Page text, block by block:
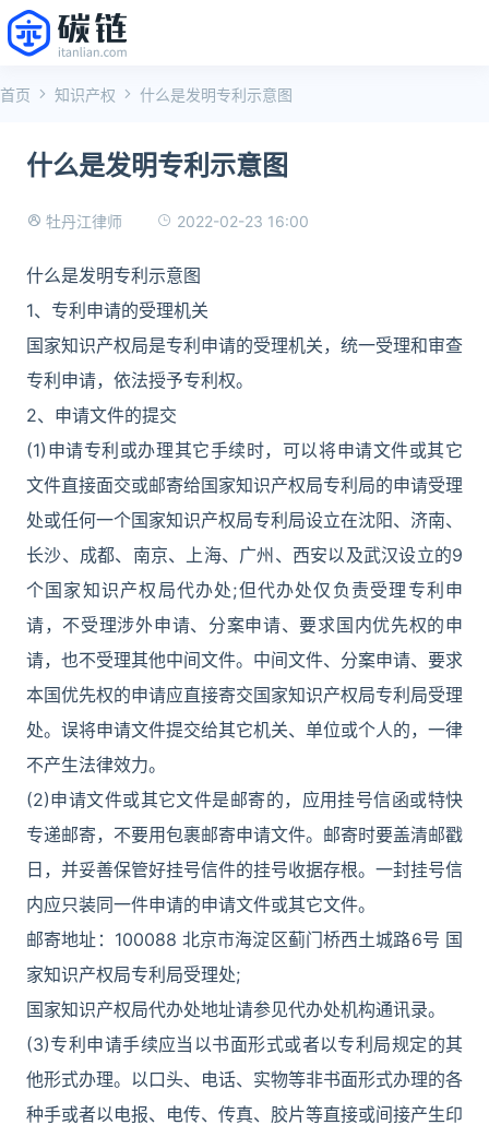
首页 知识产权 什么是发明专利示意图
什么是发明专利示意图
牡丹江律师 2022-02-23 16:00
什么是发明专利示意图
1、专利申请的受理机关
国家知识产权局是专利申请的受理机关，统一受理和审查
专利申请，依法授予专利权。
2、申请文件的提交
(1)申请专利或办理其它手续时，可以将申请文件或其它
文件直接面交或邮寄给国家知识产权局专利局的申请受理
处或任何一个国家知识产权局专利局设立在沈阳、济南、
长沙、成都、南京、上海、广州、西安以及武汉设立的9
个国家知识产权局代办处;但代办处仅负责受理专利申
请，不受理涉外申请、分案申请、要求国内优先权的申
请，也不受理其他中间文件。中间文件、分案申请、要求
本国优先权的申请应直接寄交国家知识产权局专利局受理
处。误将申请文件提交给其它机关、单位或个人的，一律
不产生法律效力。
(2)申请文件或其它文件是邮寄的，应用挂号信函或特快
专递邮寄，不要用包裹邮寄申请文件。邮寄时要盖清邮戳
日，并妥善保管好挂号信件的挂号收据存根。一封挂号信
内应只装同一件申请的申请文件或其它文件。
邮寄地址：100088 北京市海淀区蓟门桥西土城路6号 国
家知识产权局专利局受理处;
国家知识产权局代办处地址请参见代办处机构通讯录。
(3)专利申请手续应当以书面形式或者以专利局规定的其
他形式办理。以口头、电话、实物等非书面形式办理的各
种手或者以电报、电传、传真、胶片等直接或间接产生印